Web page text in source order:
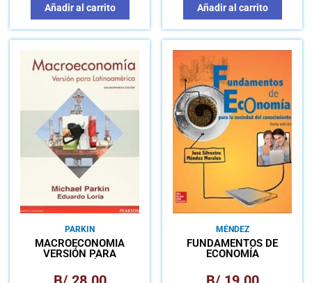
Añadir al carrito Añadir al carrito
PARKIN
MACROECONOMÍA
VERSIÓN PARA
MÉNDEZ
FUNDAMENTOS DE
ECONOMÍA